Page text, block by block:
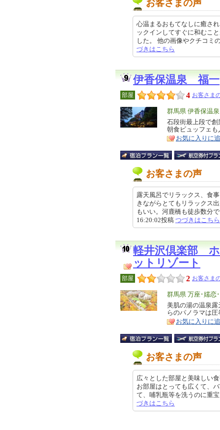
お客さまの声
心温まるおもてなしに癒さ
ックインしてすぐに和むこ
した。 他の画像やクチコ
づきはこちら
伊香保温泉 福一
部屋 4 お客さま
エ
リ
ア
群馬県 伊香保温
特
徴
石段街最上段で
朝食ビュッフェも
お気に入りに
お客さまの声
露天風呂でリラックス、食
きながらとてもリラックス
もいい。河鹿橋も徒歩数分
16:20:02投稿 つづきはこちら
軽井沢倶楽部 ホ
ットリゾート
部屋 2 お客さま
エ
リ
ア
群馬県 万座･嬬恋
特
徴
美肌の湯の温泉
らのパノラマは
お気に入りに
お客さまの声
広々とした部屋と美味しい
お部屋はとっても広くて、
て、哺乳瓶等を洗うのに重
づきはこちら